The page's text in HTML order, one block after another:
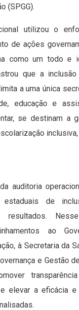
(SPGG).
utilizou o
de ações
como um todo e
que a
a uma única
educação e
se destinam a
auditoria
de
resultados.
ao
à Secretaria da
e Gestão
elevar a eficácia